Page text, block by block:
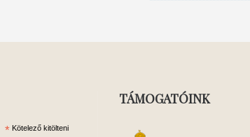
* Kötelező kitölteni
TÁMOGATÓINK